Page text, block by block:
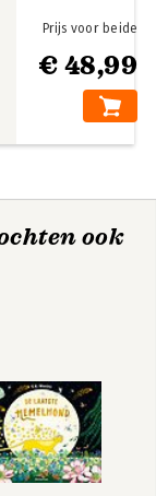
€ 48,99
Prijs voor beide
ook